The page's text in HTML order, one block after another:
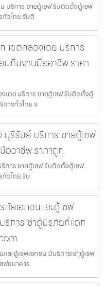
บริการ ขายตู้เซฟ รับติดตั้งตู้เซฟ
วไทย รับติ
เขตคลองเตย บริการ
ทีมงานมืออาชีพ ราคา
เตย บริการ ขายตู้เซฟ รับติดตั้งตู้
ารทั่วไทย ร
รีรัมย์ บริการ ขายตู้เซฟ
อาชีพ ราคาถูก
การ ขายตู้เซฟ รับติดตั้งตู้เซฟ
วไทย รับ
ยเอกชนและตู้เซฟ
ริการเช่าตู้นิรภัยที่แตก
ะตู้เซฟเอกชน มีบริการเช่าตู้เซฟ
ฟธนาคาร